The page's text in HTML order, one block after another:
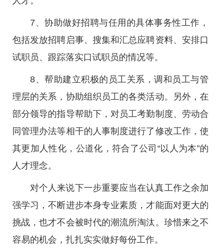
7、协助做好招聘与任用的具体事务性工作，
包括发放招聘启事、搜集和汇总应聘资料、安排口
试职员、跟踪落实口试职员的情况等。
8、帮助建立积极的员工关系，调和员工与管
理层的关系，协助组织员工的各类活动。另外，在
部分领导的指导帮助下，对员工考勤制度、劳动合
同管理办法等相干的人事制度进行了修改工作，使
其更加人性化，公道化，符合了公司“以人为本”的
人才理念。
对个人来说下一步重要应当在认真工作之余加
强学习，不断进步本身专业素质，才能面对更大的
挑战，也才不会被时代的潮流所淘汰。珍惜来之不
容易的机会，扎扎实实做好每份工作。